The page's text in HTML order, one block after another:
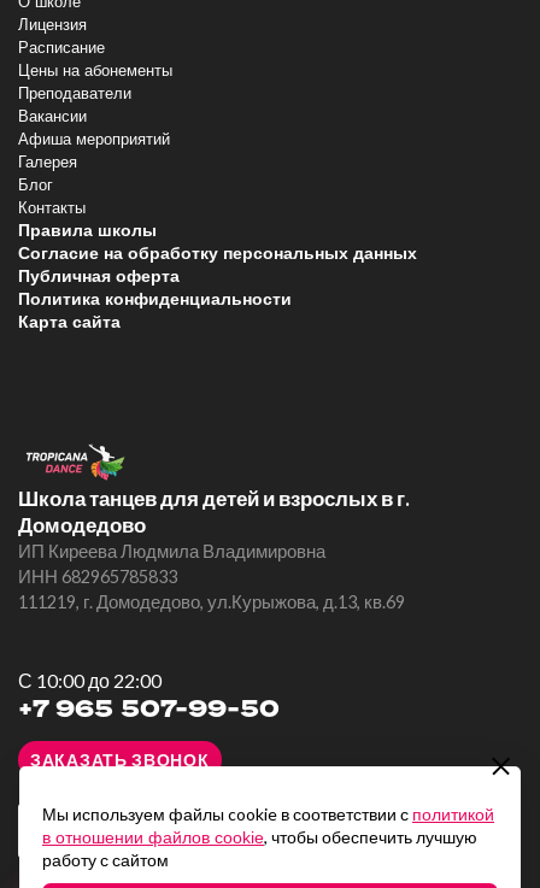
Мы используем файлы cookie в соответствии с политикой
в отношении файлов cookie, чтобы обеспечить лучшую
работу с сайтом
Лицензия
Расписание
Цены на абонементы
Преподаватели
Вакансии
Афиша мероприятий
Галерея
Блог
Контакты
Правила школы
Согласие на обработку персональных данных
Публичная оферта
Политика конфиденциальности
Карта сайта
Школа танцев для детей и взрослых в г.
Домодедово
ИП Киреева Людмила Владимировна
ИНН 682965785833
111219, г. Домодедово, ул.Курыжова, д.13, кв.69
С 10:00 до 22:00
+7 965 507-99-50
ЗАКАЗАТЬ ЗВОНОК